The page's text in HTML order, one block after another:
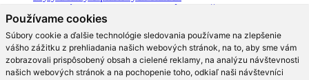
Používame cookies
Súbory cookie a ďalšie technológie sledovania používame na zlepšenie
vášho zážitku z prehliadania našich webových stránok, na to, aby sme vám
zobrazovali prispôsobený obsah a cielené reklamy, na analýzu návštevnosti
našich webových stránok a na pochopenie toho, odkiaľ naši návštevníci
Moderné schodisko: Spoznajte rôzne možnosti prevedenia v
interiéri
Ako najlepšie opticky zväčšiť priestor?
Na čo slúži hliníková pergola a aké má výhody?
Ako efektne a prakticky predeliť akýkoľvek priestor?
Aké trendy prináša moderná kuchyňa?